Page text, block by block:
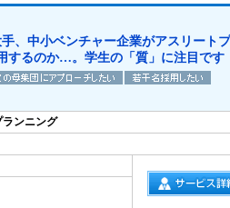
手、中小ベンチャー企業がアスリート
するのか…。学生の「質」に注目です
ンニング